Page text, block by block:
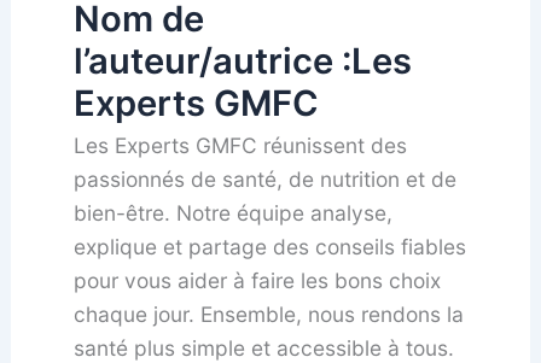
Nom de
l’auteur/autrice :Les
Experts GMFC
Les Experts GMFC réunissent des
passionnés de santé, de nutrition et de
bien-être. Notre équipe analyse,
explique et partage des conseils fiables
pour vous aider à faire les bons choix
chaque jour. Ensemble, nous rendons la
santé plus simple et accessible à tous.